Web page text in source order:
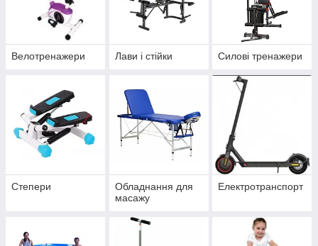
Велотренажери Лави і стійки Силові тренажери
Степери
Обладнання для
масажу
Електротранспорт